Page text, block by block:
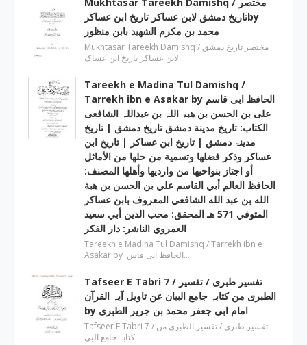
تاریخ دمشق لابن عساکر تاریخ ابن عساکرby
‎محمد بن مکرم الشھید بابن منظور
Mukhtasar Tareekh Damishq ‎/ مختصر تاریخ دمشق
لابن عساکر تاریخ ابن عساک…
Tareekh e Madina Tul Damishq /
Tarrekh ibn e Asakar by الحافظ ابی قاسم
علی بن الحسن بن ھبۃ اللہ بن عبداللہ الشافعی
الكتاب: تاريخ مدينة دمشق تاريخ دمشق | تاریخ
مدینۃ دمشق | تاریخ ابن عساکر | تاريخ ابن
عساكر وذكر فضلها وتسمية من حلها من الأماثل
أو اجتاز بنواحيها من وارديها وأهلها المصنف:
الحافظ العالم أبي القاسم علي بن الحسن بن هبة
الله بن عبد الله الشافعي المعروف بابن عساكر
المتوفي 571 هـ المحقق: محب الدين أبي سعيد
العمروي الناشر: دار الفكر
Tareekh e Madina Tul Damishq / Tarrekh ibn e
Asakar by الحافظ ابی قاس…
Tafseer E Tabri 7 / تفسیر طبری / تفسیر
الطبری من کتابہ جامع البیان عن تاویل آیہ القرآن
by امام ابی جعفر محمد بن جریر الطبری
Tafseer E Tabri 7 / تفسیر طبری / تفسیر الطبری من
کتابہ جامع البی…